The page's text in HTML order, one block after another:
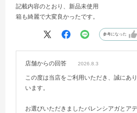
記載内容のとおり、新品未使用
箱も綺麗で大変良かったです。
参考になった
店舗からの回答 2026.8.3
この度は当店をご利用いただき、誠にあ
います。
お選びいただきましたバレンシアガとア